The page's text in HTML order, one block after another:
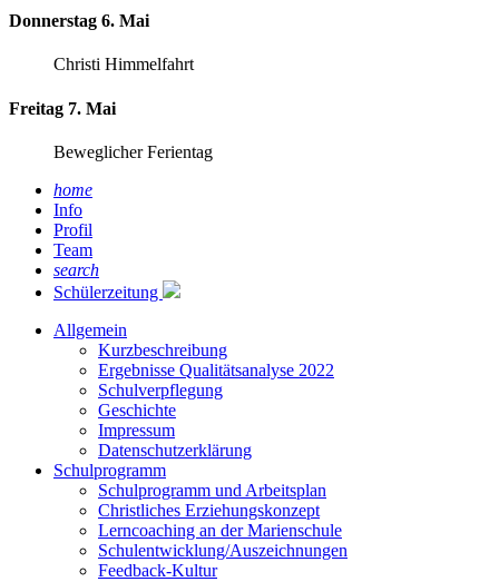
Donnerstag 6. Mai
Christi Himmelfahrt
Freitag 7. Mai
Beweglicher Ferientag
home
Info
Profil
Team
search
Schülerzeitung
Allgemein
Kurzbeschreibung
Ergebnisse Qualitätsanalyse 2022
Schulverpflegung
Geschichte
Impressum
Datenschutzerklärung
Schulprogramm
Schulprogramm und Arbeitsplan
Christliches Erziehungskonzept
Lerncoaching an der Marienschule
Schulentwicklung/Auszeichnungen
Feedback-Kultur